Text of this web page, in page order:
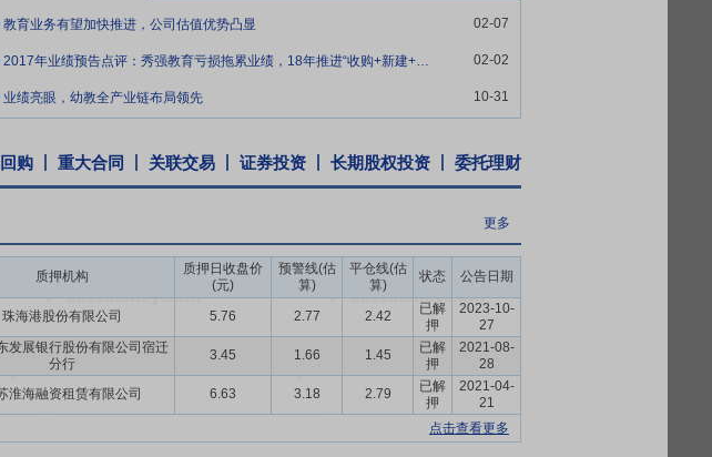
、内部控制体系和子公司管控机制，为规范运作、风险防控、资源协同
东新星投资于2019年6月12日签署《资产出售协议》,公司拟出售幼儿教
资源,重点发展智能玻璃、智能家居等科技实业。
教育业务有望加快推进，公司估值优势凸显 02-07
2017年业绩预告点评：秀强教育亏损拖累业绩，18年推进“收购+新建+联盟” 02-02
业绩亮眼，幼教全产业链布局领先 10-31
购 重大合同 关联交易 证券投资 长期股权投资 委托理财
更多
质押机构
质押日收盘价
(元)
预警线(估
算)
平仓线(估
算)
状态 公告日期
珠海港股份有限公司 5.76 2.77 2.42
已解
押
2023-10-
27
发展银行股份有限公司宿迁
分行
3.45 1.66 1.45
已解
押
2021-08-
28
淮海融资租赁有限公司 6.63 3.18 2.79
已解
押
2021-04-
21
点击查看更多